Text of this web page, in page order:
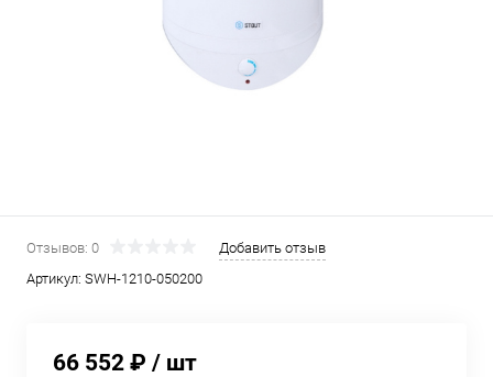
Отзывов: 0
Добавить отзыв
Артикул: SWH-1210-050200
66 552 ₽ / шт